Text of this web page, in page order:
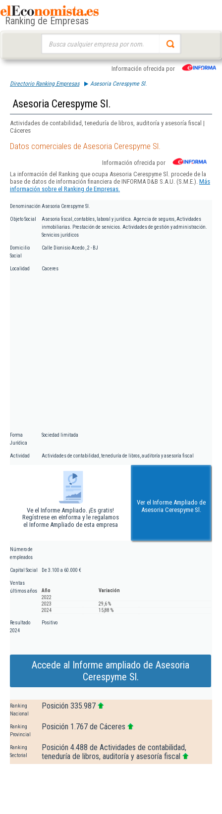
Ranking de Empresas
Información ofrecida por
Directorio Ranking Empresas Asesoria Cerespyme Sl.
Asesoria Cerespyme Sl.
Actividades de contabilidad, teneduría de libros, auditoría y asesoría fiscal |
Cáceres
Datos comerciales de Asesoria Cerespyme Sl.
Información ofrecida por
La información del Ranking que ocupa Asesoria Cerespyme Sl. procede de la
base de datos de información financiera de INFORMA D&B S.A.U. (S.M.E.). Más
información sobre el Ranking de Empresas.
Denominación Asesoria Cerespyme Sl.
Objeto Social
Asesoria fiscal, contables, laboral y jurídica. Agencia de seguros, Actividades
inmobiliarias. Prestación de servicios. Actividades de gestión y administración.
Servicios jurídicos
Domicilio
Social
Calle Dionisio Acedo , 2 - BJ
Localidad Caceres
Forma
Jurídica
Sociedad limitada
Actividad Actividades de contabilidad, teneduría de libros, auditoría y asesoría fiscal
Ve el Informe Ampliado. ¡Es gratis!
Regístrese en eInforma y le regalamos
el Informe Ampliado de esta empresa
Ver el Informe Ampliado de
Asesoria Cerespyme Sl.
Número de
empleados
Capital Social De 3.100 a 60.000 €
Ventas
últimos años
Año
Variación
2022
2023
29,6 %
2024
15,88 %
Resultado
2024
Positivo
Accede al Informe ampliado de Asesoria
Cerespyme Sl.
Ranking
Nacional
Posición 335.987
Ranking
Provincial
Posición 1.767 de Cáceres
Ranking
Sectorial
Posición 4.488 de Actividades de contabilidad,
teneduría de libros, auditoría y asesoría fiscal